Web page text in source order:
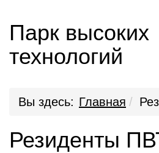
Парк высоких
технологий
Вы здесь: Главная
Резиденты